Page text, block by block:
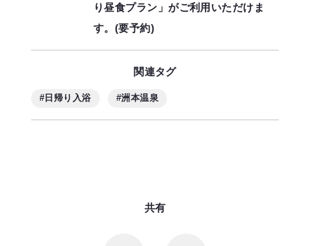
り昼食プラン」がご利用いただけま
す。(要予約)
関連タグ
#日帰り入浴 #洲本温泉
共有